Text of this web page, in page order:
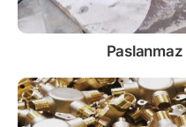
Paslanmaz